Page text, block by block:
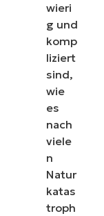
wieri
g und
komp
liziert
sind,
wie
es
nach
viele
n
Natur
katas
troph